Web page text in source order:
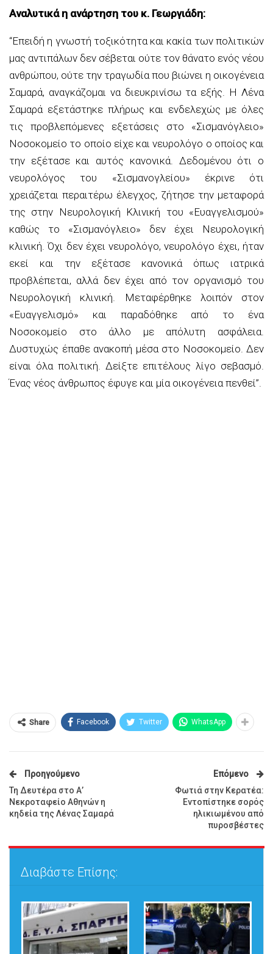
Αναλυτικά η ανάρτηση του κ. Γεωργιάδη:
“Επειδή η γνωστή τοξικότητα και κακία των πολιτικών
μας αντιπάλων δεν σέβεται ούτε τον θάνατο ενός νέου
ανθρώπου, ούτε την τραγωδία που βιώνει η οικογένεια
Σαμαρά, αναγκάζομαι να διευκρινίσω τα εξής. Η Λένα
Σαμαρά εξετάστηκε πλήρως και ενδελεχώς με όλες
τις προβλεπόμενες εξετάσεις στο «Σισμανόγλειο»
Νοσοκομείο το οποίο είχε και νευρολόγο ο οποίος και
την εξέτασε και αυτός κανονικά. Δεδομένου ότι ο
νευρολόγος του «Σισμανογλείου» έκρινε ότι
χρειάζεται περαιτέρω έλεγχος, ζήτησε την μεταφορά
της στην Νευρολογική Κλινική του «Ευαγγελισμού»
καθώς το «Σισμανόγλειο» δεν έχει Νευρολογική
κλινική. Όχι δεν έχει νευρολόγο, νευρολόγο έχει, ήταν
εκεί και την εξέτασε κανονικά όπως ιατρικά
προβλέπεται, αλλά δεν έχει από τον οργανισμό του
Νευρολογική κλινική. Μεταφέρθηκε λοιπόν στον
«Ευαγγελισμό» και παραδόθηκε από το ένα
Νοσοκομείο στο άλλο με απόλυτη ασφάλεια.
Δυστυχώς έπαθε ανακοπή μέσα στο Νοσοκομείο. Δεν
είναι όλα πολιτική. Δείξτε επιτέλους λίγο σεβασμό.
Ένας νέος άνθρωπος έφυγε και μία οικογένεια πενθεί”.
Share Facebook Twitter WhatsApp
Προηγούμενο
Τη Δευτέρα στο Α’
Νεκροταφείο Αθηνών η
κηδεία της Λένας Σαμαρά
Επόμενο
Φωτιά στην Κερατέα:
Εντοπίστηκε σορός
ηλικιωμένου από
πυροσβέστες
Διαβάστε Επίσης: